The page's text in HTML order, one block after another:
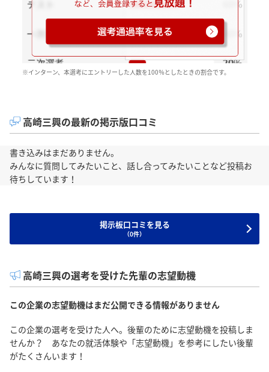
※インターン、本選考にエントリーした人数を100％としたときの割合です。
高崎三興の最新の掲示版口コミ
書き込みはまだありません。
みんなに質問してみたいこと、話し合ってみたいことなど投稿お
待ちしています！
掲示板口コミを見る
（0件）
高崎三興の選考を受けた先輩の志望動機
この企業の志望動機はまだ公開できる情報がありません
この企業の選考を受けた人へ。後輩のために志望動機を投稿しま
せんか？ あなたの就活体験や「志望動機」を参考にしたい後輩
がたくさんいます！